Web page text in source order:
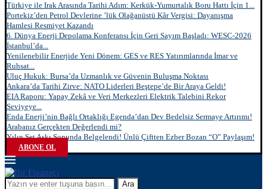
Türkiye ile Irak Arasında Tarihi Adım: Kerkük-Yumurtalık Boru Hattı İçin 1...
Portekiz’den Petrol Devlerine ’lük Olağanüstü Kâr Vergisi: Dayanışma
Hamlesi Resmiyet Kazandı
6. Dünya Enerji Depolama Konferansı İçin Geri Sayım Başladı: WESC-2026
İstanbul’da...
Yenilenebilir Enerjide Yeni Dönem: GES ve RES Yatırımlarında İmar ve
Ruhsat...
Uluç Hukuk: Bursa’da Uzmanlık ve Güvenin Buluşma Noktası
Ankara’da Tarihi Zirve: NATO Liderleri Beştepe’de Bir Araya Geldi!
EIA Raporu: Yapay Zekâ ve Veri Merkezleri Elektrik Talebini Rekor
Seviyeye...
Enda Enerji’nin Bağlı Ortaklığı Egenda’dan Dev Bedelsiz Sermaye Artırımı!
Arabanız Gerçekten Değerlendi mi?
Yılın Set Aşkı Sonunda Belgelendi! Ünlü Çiftten Ezber Bozan “O” Paylaşım!
ABONE OL
Ara